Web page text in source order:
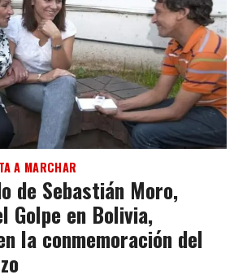
A MARCHAR
de Sebastián Moro,
Golpe en Bolivia,
la conmemoración del